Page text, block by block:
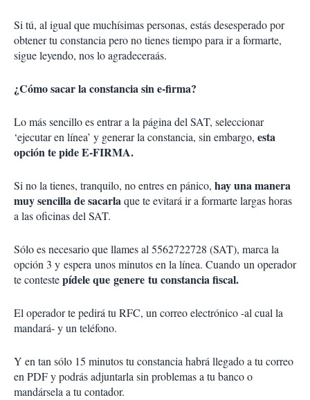
Si tú, al igual que muchísimas personas, estás desesperado por
obtener tu constancia pero no tienes tiempo para ir a formarte,
sigue leyendo, nos lo agradeceraás.
¿Cómo sacar la constancia sin e-firma?
Lo más sencillo es entrar a la página del SAT, seleccionar
‘ejecutar en línea’ y generar la constancia, sin embargo, esta
opción te pide E-FIRMA.
Si no la tienes, tranquilo, no entres en pánico, hay una manera
muy sencilla de sacarlaque te evitará ir a formarte largas horas
a las oficinas del SAT.
Sólo es necesario que llames al 5562722728 (SAT), marca la
opción 3 y espera unos minutos en la línea. Cuando un operador
te contestepídele que genere tu constancia fiscal.
El operador te pedirá tu RFC, un correo electrónico -al cual la
mandará- y un teléfono.
Y en tan sólo 15 minutos tu constancia habrá llegado a tu correo
en PDF y podrás adjuntarla sin problemas a tu banco o
mandársela a tu contador.